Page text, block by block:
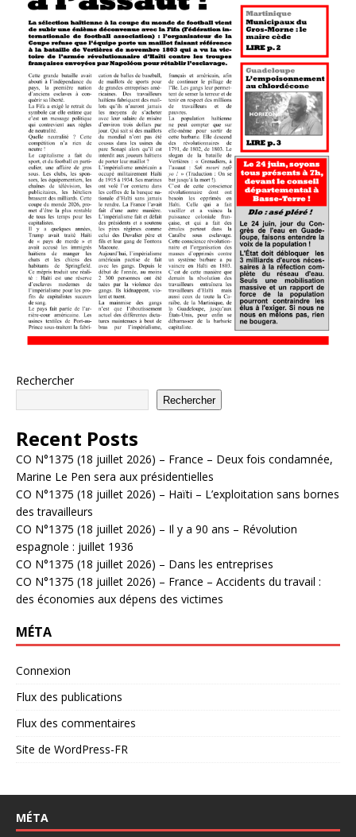
Rechercher
Rechercher
Recent Posts
CO N°1375 (18 juillet 2026) – France – Deux fois condamnée,
Marine Le Pen sera aux présidentielles
CO N°1375 (18 juillet 2026) – Haïti – L’exploitation sans bornes
des travailleurs
CO N°1375 (18 juillet 2026) – Il y a 90 ans – Révolution
espagnole : juillet 1936
CO N°1375 (18 juillet 2026) – Dans les entreprises
CO N°1375 (18 juillet 2026) – France – Accidents du travail :
des économies aux dépens des victimes
MÉTA
Connexion
Flux des publications
Flux des commentaires
Site de WordPress-FR
MÉTA